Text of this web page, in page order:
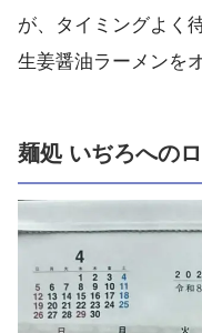
が、タイミングよく
生姜醤油ラーメンを
麺処 いぢろへの